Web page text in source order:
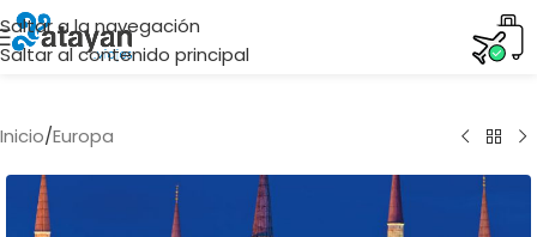
Saltar a la navegación
Saltar al contenido principal
Inicio/Europa